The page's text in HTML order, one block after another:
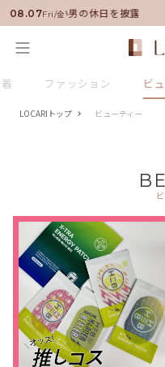
08.07Fri/金
就任！いい男の休日を披露
ファッション ビ
LOCARIトップ ビューティー